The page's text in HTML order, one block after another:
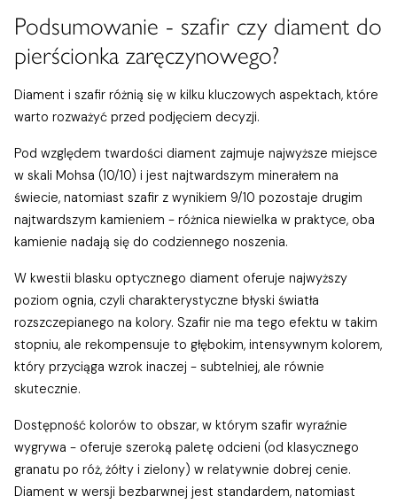
Podsumowanie - szafir czy diament do
pierścionka zaręczynowego?
Diament i szafir różnią się w kilku kluczowych aspektach, które
warto rozważyć przed podjęciem decyzji.
Pod względem twardości diament zajmuje najwyższe miejsce
w skali Mohsa (10/10) i jest najtwardszym minerałem na
świecie, natomiast szafir z wynikiem 9/10 pozostaje drugim
najtwardszym kamieniem - różnica niewielka w praktyce, oba
kamienie nadają się do codziennego noszenia.
W kwestii blasku optycznego diament oferuje najwyższy
poziom ognia, czyli charakterystyczne błyski światła
rozszczepianego na kolory. Szafir nie ma tego efektu w takim
stopniu, ale rekompensuje to głębokim, intensywnym kolorem,
który przyciąga wzrok inaczej - subtelniej, ale równie
skutecznie.
Dostępność kolorów to obszar, w którym szafir wyraźnie
wygrywa - oferuje szeroką paletę odcieni (od klasycznego
granatu po róż, żółty i zielony) w relatywnie dobrej cenie.
Diament w wersji bezbarwnej jest standardem, natomiast